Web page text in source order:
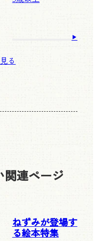
る
関連ページ
ねずみが登場す
る絵本特集